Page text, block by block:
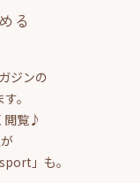
る
ジンの
。
閲覧♪
」も。